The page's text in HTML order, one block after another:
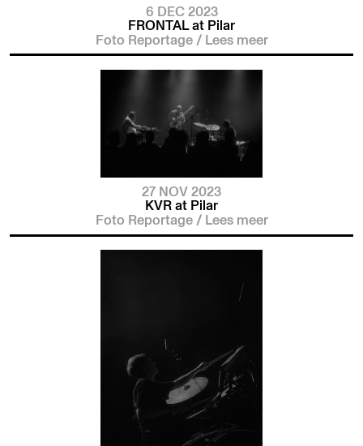
6 DEC 2023
FRONTAL at Pilar
Foto Reportage /Lees meer
27 NOV 2023
KVR at Pilar
Foto Reportage /Lees meer